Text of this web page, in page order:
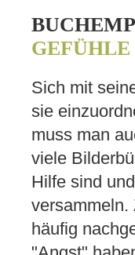
GEFÜHLE
Sich mit
sie
muss man
viele
Hilfe sind
versammeln.
häufig